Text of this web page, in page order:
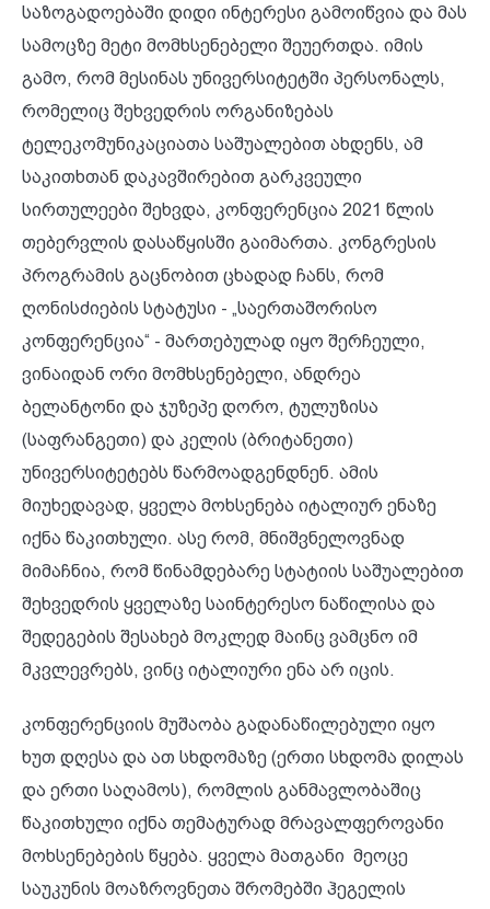
საზოგადოებაში დიდი ინტერესი გამოიწვია და მას
სამოცზე მეტი მომხსენებელი შეუერთდა. იმის
გამო, რომ მესინას უნივერსიტეტში პერსონალს,
რომელიც შეხვედრის ორგანიზებას
ტელეკომუნიკაციათა საშუალებით ახდენს, ამ
საკითხთან დაკავშირებით გარკვეული
სირთულეები შეხვდა, კონფერენცია 2021 წლის
თებერვლის დასაწყისში გაიმართა. კონგრესის
პროგრამის გაცნობით ცხადად ჩანს, რომ
ღონისძიების სტატუსი - „საერთაშორისო
კონფერენცია“ - მართებულად იყო შერჩეული,
ვინაიდან ორი მომხსენებელი, ანდრეა
ბელანტონი და ჯუზეპე დორო, ტულუზისა
(საფრანგეთი) და კელის (ბრიტანეთი)
უნივერსიტეტებს წარმოადგენდნენ. ამის
მიუხედავად, ყველა მოხსენება იტალიურ ენაზე
იქნა წაკითხული. ასე რომ, მნიშვნელოვნად
მიმაჩნია, რომ წინამდებარე სტატიის საშუალებით
შეხვედრის ყველაზე საინტერესო ნაწილისა და
შედეგების შესახებ მოკლედ მაინც ვამცნო იმ
მკვლევრებს, ვინც იტალიური ენა არ იცის.
კონფერენციის მუშაობა გადანაწილებული იყო
ხუთ დღესა და ათ სხდომაზე (ერთი სხდომა დილას
და ერთი საღამოს), რომლის განმავლობაშიც
წაკითხული იქნა თემატურად მრავალფეროვანი
მოხსენებების წყება. ყველა მათგანი მეოცე
საუკუნის მოაზროვნეთა შრომებში ჰეგელის